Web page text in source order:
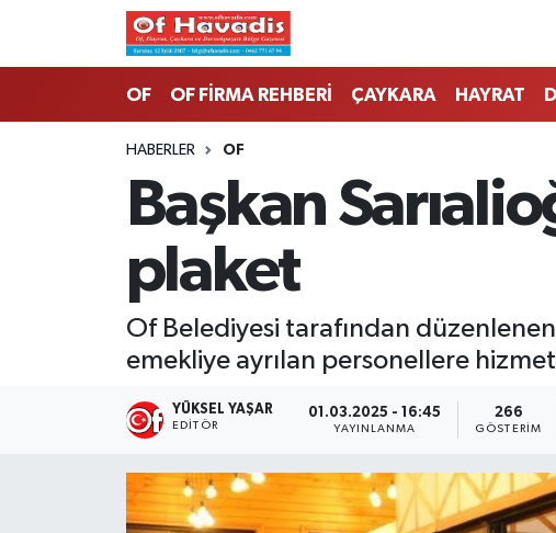
OF OF FİRMA REHBERİ ÇAYKARA HAYRAT
HABERLER OF
Başkan
plaket
Of Belediyesi tarafından düzenlenen
emekliye ayrılan personellere
YÜKSEL YAŞAR
EDITÖR
01.03.2025 - 16:45
YAYINLANMA
266
GÖSTERIM
Trabzon Nöbetçi Eczaneler
Trabzon Namaz Vakitleri
Trabzon Trafik Yoğunluk Haritası
Süper Lig Puan Durumu ve Fikstür
Tüm Manşetler
Son Dakika Haberleri
Haber Arşivi